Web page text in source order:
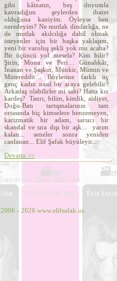
gibi kâinatın, beş duyumla
kavradığım şeylerden ibaret
olduğuna kaniyim. Öyleyse ben
neredeyim? Ne mutlak dindarlığa, ne
de mutlak akılcılığa dahil olmak
isteyenler için bir başka yaklaşım,
yeni bir varoluş şekli yok mu acaba?
Bir üçüncü yol mesela? Kim bilir?
Şirin, Mona ve Peri… Günahkâr,
İnanan ve Şaşkın. Münkir, Mümin ve
Mütereddit… Böylesine farklı üç
genç kadın nasıl bir araya gelebilir?
Arkadaş olabilirler mi sahi? Hatta kız
kardeş? Tanrı, bilim, kimlik, aidiyet,
Doğu-Batı tartışmalarının tam
ortasında hiç kimselere benzemeyen,
karizmatik bir adam, sarsıcı bir
skandal ve sıra dışı bir aşk... yarım
kalan... seneler sonra yeniden
canlanan... Elif Şafak büyüleyic...
Devamı >>
2006 - 2026 www.elifsafak.us